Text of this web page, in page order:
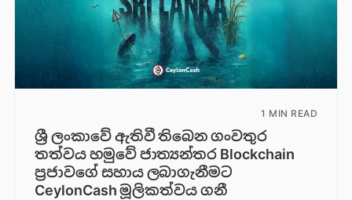
1 MIN READ
ශ්‍රී ලංකාවේ ඇතිවී තිබෙන ගංවතුර
තත්වය හමුවේ ජාත්‍යන්තර Blockchain
ප්‍රජාවගේ සහාය ලබාගැනීමට
CeylonCash මූලිකත්වය ග​නී